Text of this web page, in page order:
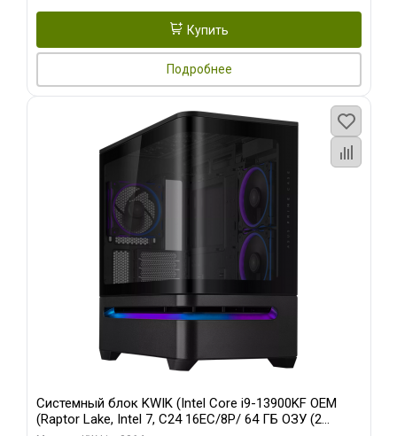
Купить
Подробнее
Системный блок KWIK (Intel Core i9-13900KF OEM
(Raptor Lake, Intel 7, C24 16EC/8P/ 64 ГБ ОЗУ (2